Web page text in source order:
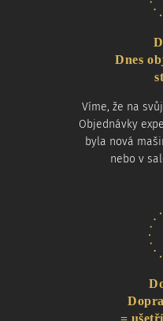
Dnes
Víme, že na
Objednávky
byla nová
nebo v
=